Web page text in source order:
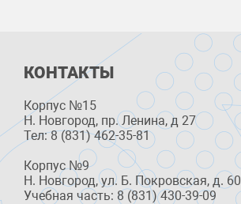
КОНТАКТЫ
Корпус №15
Н. Новгород, пр. Ленина, д 27
Тел: 8 (831) 462-35-81
Корпус №9
Н. Новгород, ул. Б. Покровская, д. 60
Учебная часть: 8 (831) 430-39-09